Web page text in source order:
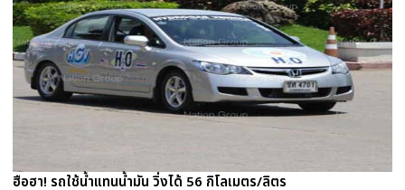
ฮือฮา! รถใช้น้ำแทนน้ำมัน วิ่งได้ 56 กิโลเมตร/ลิตร